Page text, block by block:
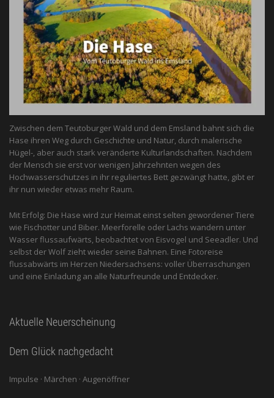
Zwischen dem Teutoburger Wald und dem Emsland bahnt sich die
Hase ihren Weg durch Geschichte und Natur, durch malerische
Hügel-, aber auch stark veränderte Kulturlandschaften. Nachdem
der Mensch sie erst vor wenigen Jahrzehnten wegen des
Hochwasserschutzes in ihr reguliertes Bett gezwängt hatte, gibt er
ihr nun wieder etwas mehr Raum.
Mit Erfolg: Die Hase wird zur Heimat einst selten gewordener Tiere
wie Fischotter und Biber. Meerforelle oder Lachs wandern unter
Wasser flussaufwärts, beobachtet von Eis­vogel und See­adler. Und
selbst der Wolf zieht wieder seine Bahnen. Eine Fotoreise
flussabwärts im Herzen Niedersachsens: voller Überraschungen
und eine Einladung an alle ­Naturfreunde und Entdecker.
Aktuelle Neuerscheinung
Dem Glück nachgedacht
Impulse · Märchen · Augenöffner